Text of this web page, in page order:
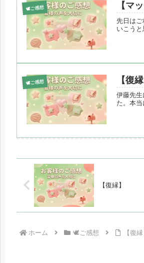
🕊️ご感想 【マ
先日は
いこう
🕊️ご感想 【復縁
伊藤先
た。本
【復縁】
ホーム 🕊️ご感想 【復縁